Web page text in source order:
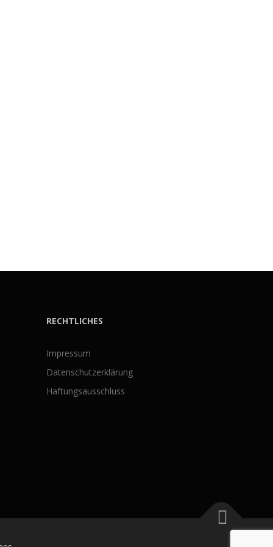
RECHTLICHES
Impressum
Datenschutzerklärung
Haftungsausschluss